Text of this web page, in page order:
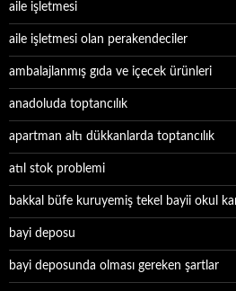
aile işletmesi
aile işletmesi olan perakendeciler
ambalajlanmış gıda ve içecek ürünleri
anadoluda toptancılık
apartman altı dükkanlarda toptancılık
atıl stok problemi
bakkal büfe kuruyemiş tekel bayii okul
bayi deposu
bayi deposunda olması gereken şartlar